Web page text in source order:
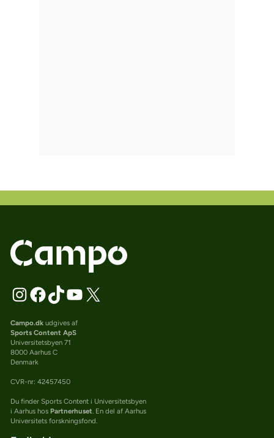
Campo.dkudgives af
Sports Content ApS
Universitetsbyen 71
8000 Aarhus C
Denmark
CVR-nr: 42457450
Du finder Sports Content i Universitetsbyen
i Aarhus hos Partnerhuset. En del af Aarhus
Universitets forskningsfond.